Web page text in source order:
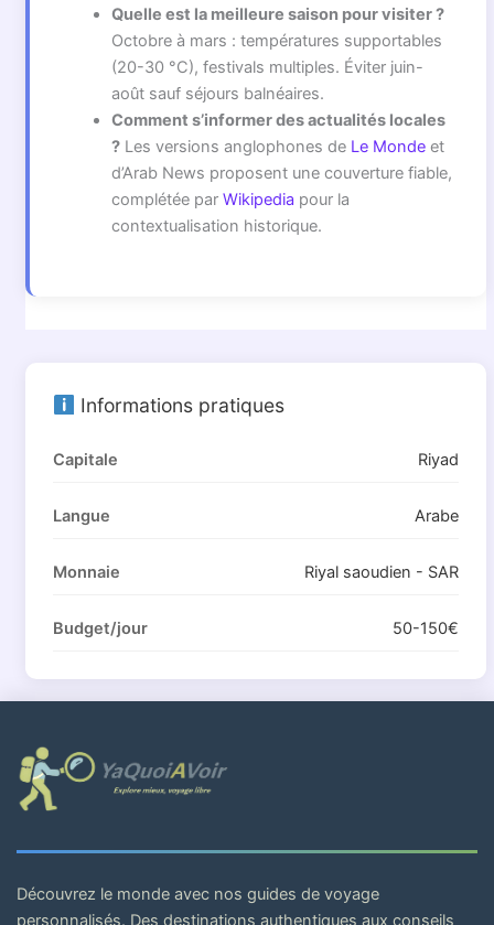
Quelle est la meilleure saison pour visiter ?
Octobre à mars : températures supportables
(20-30 °C), festivals multiples. Éviter juin-
août sauf séjours balnéaires.
Comment s’informer des actualités locales
?Les versions anglophones de Le Mondeet
d’Arab News proposent une couverture fiable,
complétée par Wikipedia pour la
contextualisation historique.
Informations pratiques
Capitale Riyad
Langue Arabe
Monnaie Riyal saoudien - SAR
Budget/jour 50-150€
Découvrez le monde avec nos guides de voyage
personnalisés. Des destinations authentiques aux conseils